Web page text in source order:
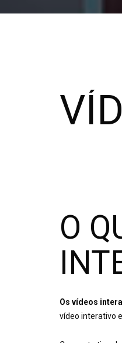
O
Os vídeos
vídeo interativo